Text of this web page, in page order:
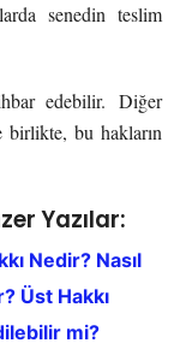
senedin teslim
edebilir. Diğer
birlikte, bu hakların
Yazılar:
Nedir? Nasıl
Üst Hakkı
mi?